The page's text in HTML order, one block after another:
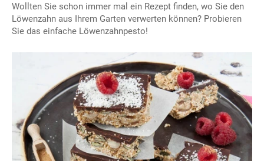
Wollten Sie schon immer mal ein Rezept finden, wo Sie den
Löwenzahn aus Ihrem Garten verwerten können? Probieren
Sie das einfache Löwenzahnpesto!